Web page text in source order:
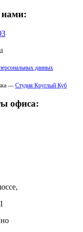
нами:
данных
— Студия Круглый Куб
офиса: